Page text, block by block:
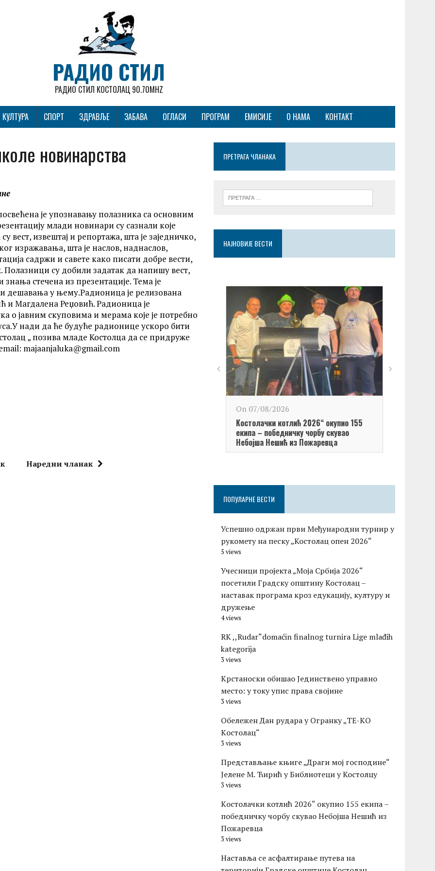
РАДИО СТИЛ
РАДИО СТИЛ КОСТОЛАЦ 90.70MHZ
КУЛТУРА СПОРТ ЗДРАВЉЕ ЗАБАВА ОГЛАСИ ПРОГРАМ ЕМИСИЈЕ О НАМА КОНТАКТ
новинарства
је упознавању полазника са основним
млади новинари су сазнали које
вест, извештај и репортажа, шта је заједничко,
изражавања, шта је наслов, наднаслов,
садржи и савете како писати добре вести,
су добили задатак да напишу вест,
стечена из презентације. Тема је
дешавања у њему.Радионица је релизована
и Магдалена Реџовић. Радионица је
о јавним скуповима и мерама које је потребно
нади да ће будуће радионице ускоро бити
„ позива младе Костолца да се придруже
majaаnjaluka@gmail.com
Наредни чланак
ПРЕТРАГА ЧЛАНАКА
НАЈНОВИЈЕ ВЕСТИ
On 07/08/2026
Kостолачки котлић 2026“ окупио 155
екипа – победничку чорбу скувао
Небојша Нешић из Пожаревца
ПОПУЛАРНЕ ВЕСТИ
Успешно одржан први Међународни турнир у
рукомету на песку „Костолац опен 2026“
5 views
Учесници пројекта „Моја Србија 2026“
посетили Градску општину Костолац –
наставак програма кроз едукацију, културу и
дружење
4 views
RK ,,Rudar“domaćin finalnog turnira Lige mlađih
kategorija
3 views
Крстаноски обишао Јединствено управно
место: у току упис права својине
3 views
Обележен Дан рудара у Огранку „ТЕ-KО
Kостолац“
3 views
Представљање књиге „Драги мој господине“
Јелене М. Ћирић у Библиотеци у Костолцу
3 views
Kостолачки котлић 2026“ окупио 155 екипа –
победничку чорбу скувао Небојша Нешић из
Пожаревца
3 views
Наставља се асфалтирање путева на